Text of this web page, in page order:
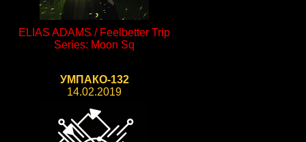
ELIAS ADAMS / Feelbetter Trip
Series: Moon Sq
УМПАКО-132
14.02.2019